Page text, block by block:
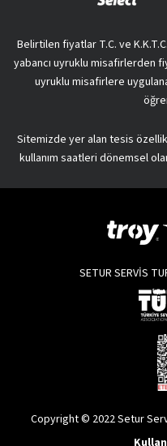
Belirtilen fiyatlar T.C. ve
yabancı uyruklu misafirlerden
uyruklu misafirlere
Sitemizde yer alan tesis
kullanım saatleri dönemsel
SETUR SERVİS
Copyright © 2022 Setur